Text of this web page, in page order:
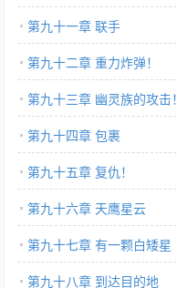
第九十一章 联手
第九十二章 重力炸弹！
第九十三章 幽灵族的攻击！
第九十四章 包裹
第九十五章 复仇！
第九十六章 天鹰星云
第九十七章 有一颗白矮星
第九十八章 到达目的地